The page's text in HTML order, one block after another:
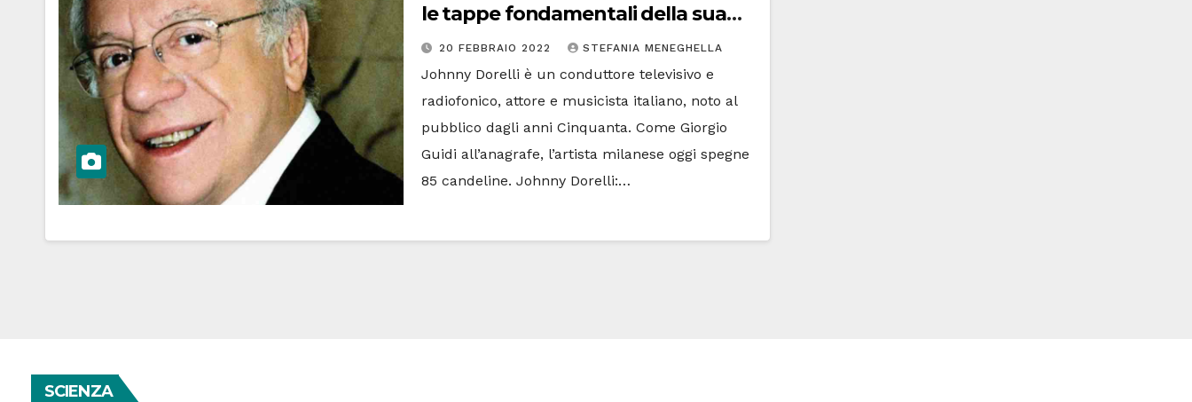
le tappe fondamentali della sua
vita20 FEBBRAIO 2022 STEFANIA MENEGHELLA
Johnny Dorelli è un conduttore televisivo e
radiofonico, attore e musicista italiano, noto al
pubblico dagli anni Cinquanta. Come Giorgio
Guidi all’anagrafe, l’artista milanese oggi spegne
85 candeline. Johnny Dorelli:…
SCIENZA